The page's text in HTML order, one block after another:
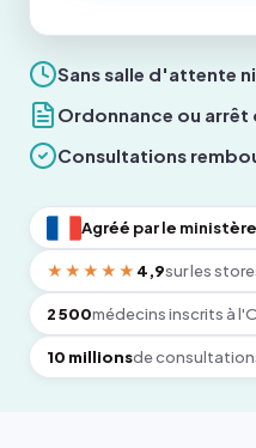
Sans salle d'attente
Ordonnance ou arrêt
Consultations
Agréé par le
★★★★★ 4,9sur les
2 500médecins inscrits à
10 millionsde